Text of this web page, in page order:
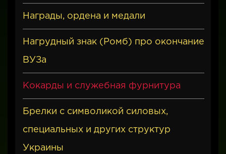
Награды, ордена и медали
Нагрудный знак (Ромб) про окончание
ВУЗа
Кокарды и служебная фурнитура
Брелки с символикой силовых,
специальных и других структур
Украины